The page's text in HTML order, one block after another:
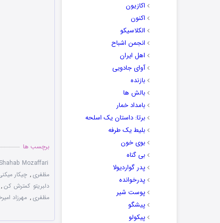
اکازیون
اکنون
الکلاسیکو
انجمن اشباح
اهل ایران
آوای جادویی
بازنده
بالش ها
بامداد خمار
برتا: داستان یک اسلحه
بلیط یک‌‌ طرفه
بوی خون
بی گناه
پدر گواردیولا
پدرخوانده
پوست شیر
پیشگو
پیکولو
برچسب ها
Shahab Mozaffari
مظفری , چیکار
دلبریتو کمترش کن ,
مظفری , مهرزاد